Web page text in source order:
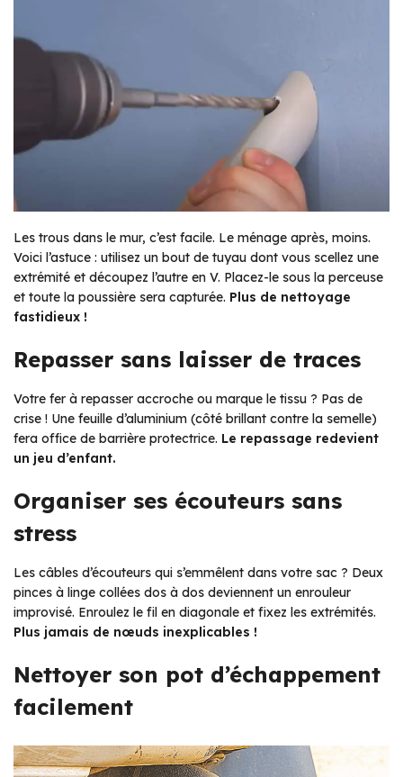
Les trous dans le mur, c’est facile. Le ménage après, moins.
Voici l’astuce : utilisez un bout de tuyau dont vous scellez une
extrémité et découpez l’autre en V. Placez-le sous la perceuse
et toute la poussière sera capturée. Plus de nettoyage
fastidieux !
Repasser sans laisser de traces
Votre fer à repasser accroche ou marque le tissu ? Pas de
crise ! Une feuille d’aluminium (côté brillant contre la semelle)
fera office de barrière protectrice. Le repassage redevient
un jeu d’enfant.
Organiser ses écouteurs sans
stress
Les câbles d’écouteurs qui s’emmêlent dans votre sac ? Deux
pinces à linge collées dos à dos deviennent un enrouleur
improvisé. Enroulez le fil en diagonale et fixez les extrémités.
Plus jamais de nœuds inexplicables !
Nettoyer son pot d’échappement
facilement